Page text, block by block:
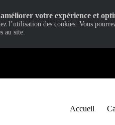
Accueil
votre expérience et
l’utilisation des cookies. Vous
au site.